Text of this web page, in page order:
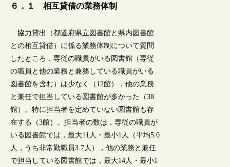
６．１ 相互貸借の業務体制
協力貸出（都道府県立図書館と県内図書館
との相互貸借）に係る業務体制について質問
したところ，専従の職員がいる図書館（専従
の職員と他の業務と兼務している職員がいる
図書館を含む）は少なく（12館），他の業務
と兼任で担当している図書館が多かった（38
館）。特に担当者を定めていない図書館も存
在する（3館）。担当者の数は，専従の職員が
いる図書館では，最大11人・最小1人（平均5.0
人，うち非常勤職員3.7人），他の業務と兼任
で担当している図書館では，最大14人・最小1